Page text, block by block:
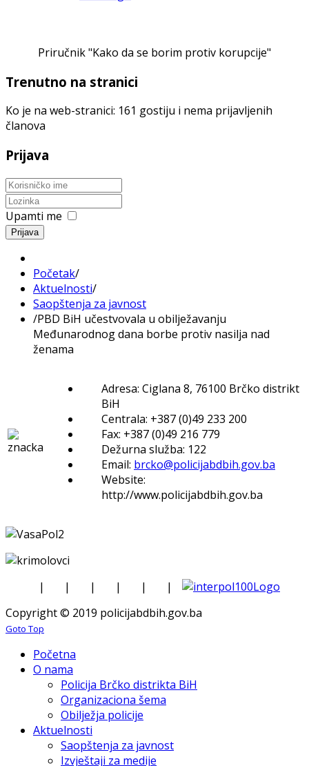
Priručnik "Kako da se borim protiv korupcije"
Trenutno na stranici
Ko je na web-stranici: 161 gostiju i nema prijavljenih
članova
Prijava
Upamti me
Prijava
Početak/
Aktuelnosti/
Saopštenja za javnost
/PBD BiH učestvovala u obilježavanju
Međunarodnog dana borbe protiv nasilja nad
ženama
Adresa: Ciglana 8, 76100 Brčko distrikt
BiH
Centrala: +387 (0)49 233 200
Fax: +387 (0)49 216 779
Dežurna služba: 122
Email: brcko@policijabdbih.gov.ba
Website:
http://www.policijabdbih.gov.ba
| | | | |
|
Copyright © 2019 policijabdbih.gov.ba
Goto Top
Početna
O nama
Policija Brčko distrikta BiH
Organizaciona šema
Obilježja policije
Aktuelnosti
Saopštenja za javnost
Izvještaji za medije